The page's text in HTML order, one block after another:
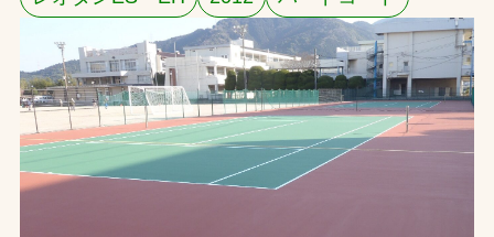
お問合せ
お取引先の皆様へ
プライバシーポリシー
ソーシャルメディアポリシー